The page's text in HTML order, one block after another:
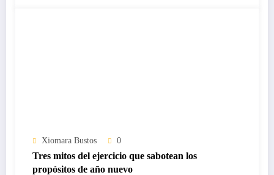
Xiomara Bustos 0
Tres mitos del ejercicio que sabotean los
propósitos de año nuevo